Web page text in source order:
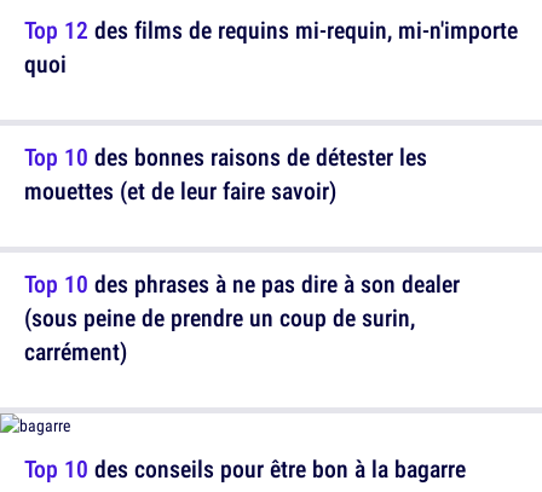
Top 10 des bonnes raisons de détester les
mouettes (et de leur faire savoir)
Top 10 des conseils pour être bon à la bagarre
Top 12 des films de requins mi-requin, mi-n'importe
quoi
Top 10 des phrases à ne pas dire à son dealer
(sous peine de prendre un coup de surin,
carrément)